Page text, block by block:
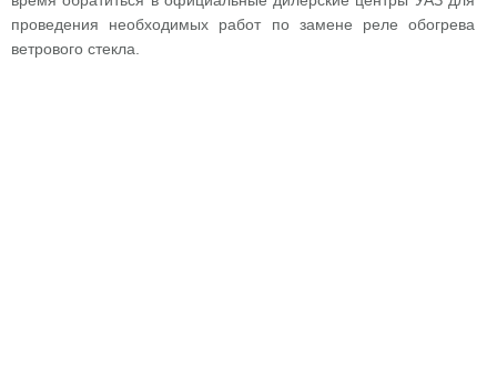
проведения необходимых работ по замене реле обогрева
ветрового стекла.